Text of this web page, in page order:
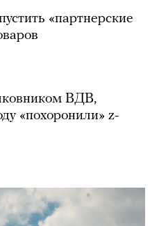
«партнерские
ВДВ,
«похоронили» z-